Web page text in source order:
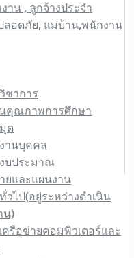
าน , ลูกจ้างประจำ
อดภัย, แม่บ้าน,พนักงาน
ชาการ
คุณภาพการศึกษา
ด
านบุคคล
บประมาณ
ยและแผนงาน
ไป(อยู่ระหว่างดำเนิน
น)
ครือข่ายคอมพิวเตอร์และ
reserved.